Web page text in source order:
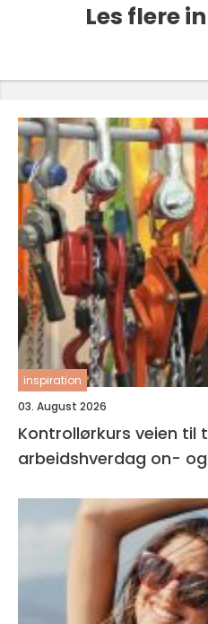
Les flere
inspiration
03. August 2026
Kontrollørkurs veien til tryggere
arbeidshverdag on-